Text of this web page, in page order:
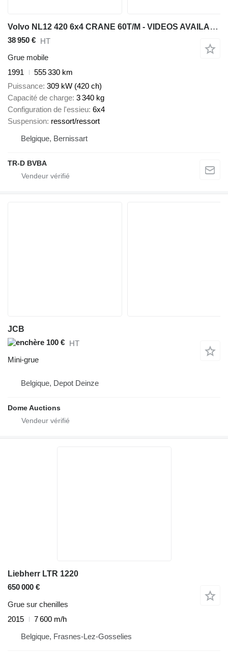
Volvo NL12 420 6x4 CRANE 60T/M - VIDEOS AVAILABLE
38 950 € HT
Grue mobile
1991
555 330 km
Puissance 309 kW (420 ch)
Capacité de charge 3 340 kg
Configuration de l'essieu 6x4
Suspension ressort/ressort
Belgique, Bernissart
TR-D BVBA
JCB
100 € HT
Mini-grue
Belgique, Depot Deinze
Dome Auctions
Liebherr LTR 1220
650 000 €
Grue sur chenilles
2015
7 600 m/h
Belgique, Frasnes-Lez-Gosselies